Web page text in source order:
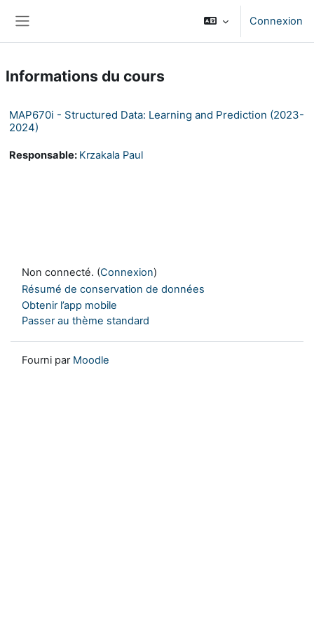
Connexion
Informations du cours
MAP670i - Structured Data: Learning and Prediction (2023-
2024)
Responsable: Krzakala Paul
Non connecté. (Connexion)
Résumé de conservation de données
Obtenir l’app mobile
Passer au thème standard
Fourni par Moodle